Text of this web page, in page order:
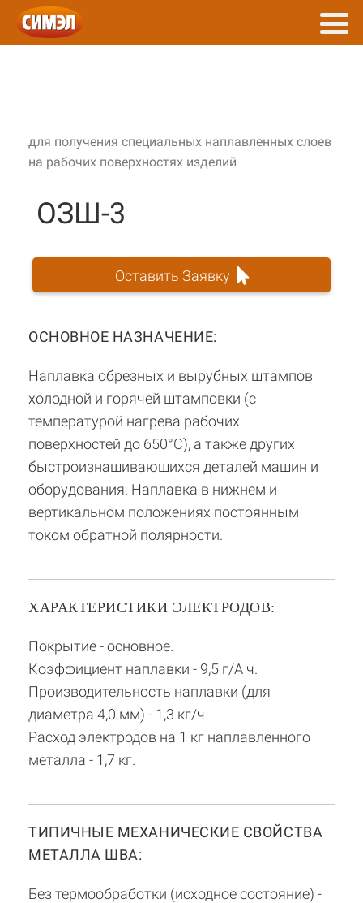
для получения специальных наплавленных слоев
на рабочих поверхностях изделий
ОЗШ-3
Оставить Заявку
ОСНОВНОЕ НАЗНАЧЕНИЕ:
Наплавка обрезных и вырубных штампов
холодной и горячей штамповки (с
температурой нагрева рабочих
поверхностей до 650°С), а также других
быстроизнашивающихся деталей машин и
оборудования. Наплавка в нижнем и
вертикальном положениях постоянным
током обратной полярности.
ХАРАКТЕРИСТИКИ ЭЛЕКТРОДОВ:
Покрытие - основное.
Коэффициент наплавки - 9,5 г/А ч.
Производительность наплавки (для
диаметра 4,0 мм) - 1,3 кг/ч.
Расход электродов на 1 кг наплавленного
металла - 1,7 кг.
ТИПИЧНЫЕ МЕХАНИЧЕСКИЕ СВОЙСТВА
МЕТАЛЛА ШВА:
Без термообработки (исходное состояние) -